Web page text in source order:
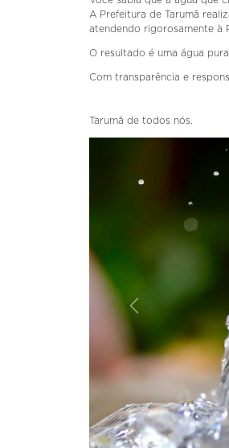
A Prefeitura de Tarumã
atendendo rigorosamente à
O resultado é uma água
Com transparência e
Tarumã de todos nós.
Aterior